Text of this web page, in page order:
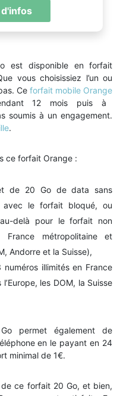
d'infos
est disponible en forfait
vous choisissiez l’un ou
Ce forfait mobile Orange
12 mois puis à
soumis à un engagement.
.
ce forfait Orange :
de 20 Go de data sans
avec le forfait bloqué, ou
delà pour le forfait non
France métropolitaine et
Andorre et la Suisse),
numéros illimités en France
les DOM, la Suisse
permet également de
en le payant en 24
minimal de 1€.
de ce forfait 20 Go, et bien,